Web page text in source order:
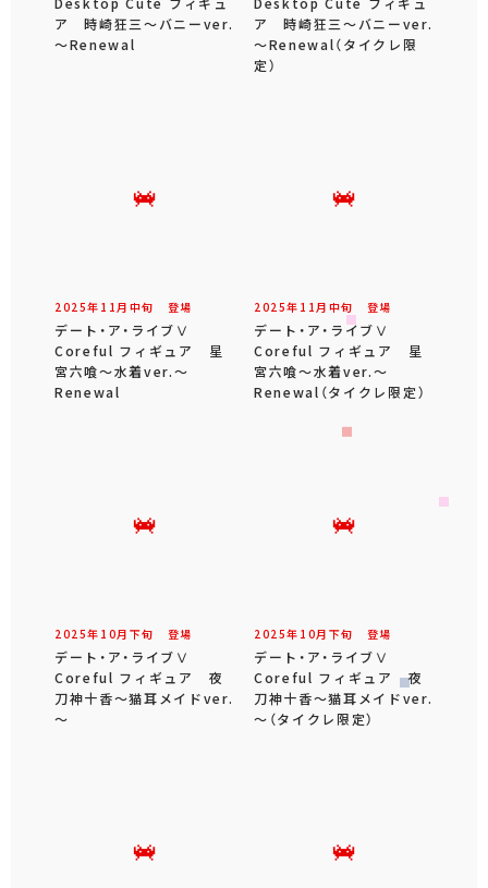
ア 時崎狂三～バニーver.
～Renewal
ア 時崎狂三～バニーver.
～Renewal（タイクレ限
定）
2025年 11 月 中旬 登場
デート・ア・ライブⅤ
Coreful フィギュア 星
宮六喰～水着ver.～
Renewal
2025年 11 月 中旬 登場
デート・ア・ライブⅤ
Coreful フィギュア 星
宮六喰～水着ver.～
Renewal（タイクレ限定）
2025年 10月 下旬 登場
デート・ア・ライブⅤ
Coreful フィギュア 夜
刀神十香～猫耳メイドver.
～
2025年 10月 下旬 登場
デート・ア・ライブⅤ
Coreful フィギュア 夜
刀神十香～猫耳メイドver.
～（タイクレ限定）